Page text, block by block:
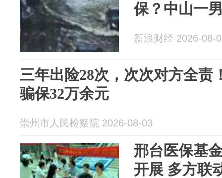
保？中山一
新浪财经 2026-08-
三年出险28次，次次对方全责
骗保32万余元
崇州市人民检察院 2026-08-03
邢台医保基
开展 多方联